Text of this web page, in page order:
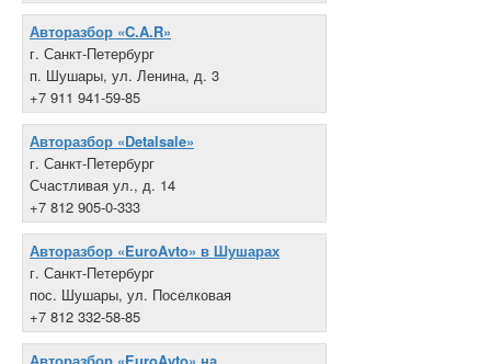
Авторазбор «C.A.R»
г. Санкт-Петербург
п. Шушары, ул. Ленина, д. 3
+7 911 941-59-85
Авторазбор «Detalsale»
г. Санкт-Петербург
Счастливая ул., д. 14
+7 812 905-0-333
Авторазбор «EuroAvto» в Шушарах
г. Санкт-Петербург
пос. Шушары, ул. Поселковая
+7 812 332-58-85